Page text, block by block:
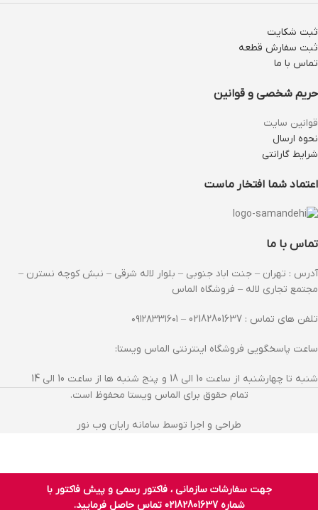
جهت سفارشات سازمانی ، فاکتور رسمی و پیش فاکتور با
شماره 02182801637 تماس حاصل فرمایید.
ثبت شکایت
ثبت سفارش قطعه
تماس با ما
حریم شخصی و قوانین
قوانین سایت
نحوه ارسال
شرایط گارانتی
اعتماد شما افتخار ماست
تماس با ما
آدرس : تهران – جنت اباد جنوبی – بلوار لاله شرقی – نبش کوچه نسترن –
مجتمع تجاری لاله – فروشگاه الماس
تلفن های تماس : 02182801637 – ۰۹۱۲۸۳۳۱۶۰۱
ساعت پاسخگویی فروشگاه اینترنتی الماس ویستا:
شنبه تا چهارشنبه از ساعت 10 الی 18 و پنج شنبه ها از ساعت 10 الی 14
تمام حقوق برای الماس ویستا محفوظ است.
طراحی و اجرا توسط سامانه رایان وب نور
0